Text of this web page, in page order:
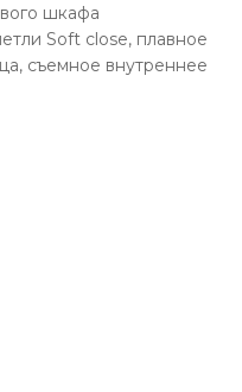
шкафа
Soft close, плавное
съемное внутреннее